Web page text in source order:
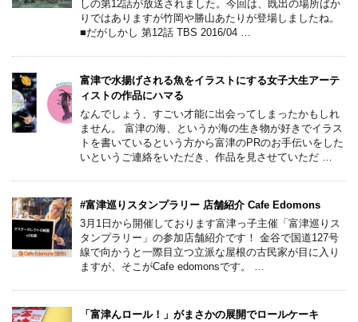
しの第12話が放送されました。今回は、既出の場所ばか
りではありますが竹岡や勝山あたりが登場しましたね。
■だがしかし 第12話 TBS 2016/04 …
富津で水揚げされる魚をイラストにする女子大生アーテ
ィストの作品にハマる
なんでしょう、すごい才能に出会ってしまったかもしれ
ません。 富津の海、というか海の生き物が好きでイラス
トを書いているという方から富津のPRのお手伝いをした
いというご連絡をいただき、作品を見させていただ …
#富津巡りスタンプラリー 店舗紹介 Cafe Edomons
3月1日から開催しております富津っ子主催「富津巡りス
タンプラリー」の参加店舗紹介です！ 金谷で国道127号
線で向かうと一際目立つ立派な屋根の古民家が目に入り
ますが、そこがCafe edomonsです。 …
「富津んロール！」がまさかの展開でロールケーキ